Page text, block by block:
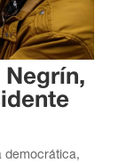
Negrín,
democrática,